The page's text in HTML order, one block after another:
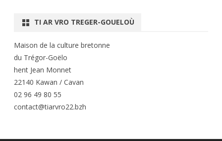
TI AR VRO TREGER-GOUELOÙ
Maison de la culture bretonne
du Trégor-Goëlo
hent Jean Monnet
22140 Kawan / Cavan
02 96 49 80 55
contact@tiarvro22.bzh